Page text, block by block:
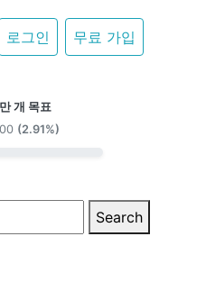
로그인 무료 가입
개 목표
(2.91%)
Search